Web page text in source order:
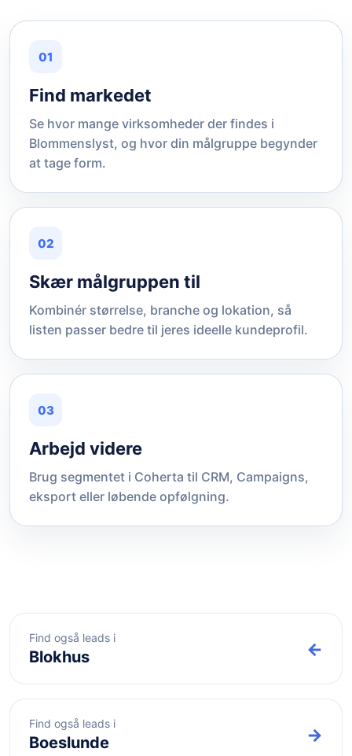
01
Find markedet
Se hvor mange virksomheder der findes i
Blommenslyst, og hvor din målgruppe begynder
at tage form.
02
Skær målgruppen til
Kombinér størrelse, branche og lokation, så
listen passer bedre til jeres ideelle kundeprofil.
03
Arbejd videre
Brug segmentet i Coherta til CRM, Campaigns,
eksport eller løbende opfølgning.
Find også leads i
Blokhus ←
Find også leads i
Boeslunde →